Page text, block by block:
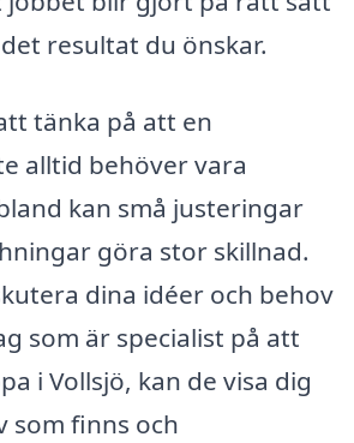
resultat du önskar.
tänka på att en
alltid behöver vara
kan små justeringar
göra stor skillnad.
dina idéer och behov
som är specialist på att
i Vollsjö, kan de visa dig
som finns och